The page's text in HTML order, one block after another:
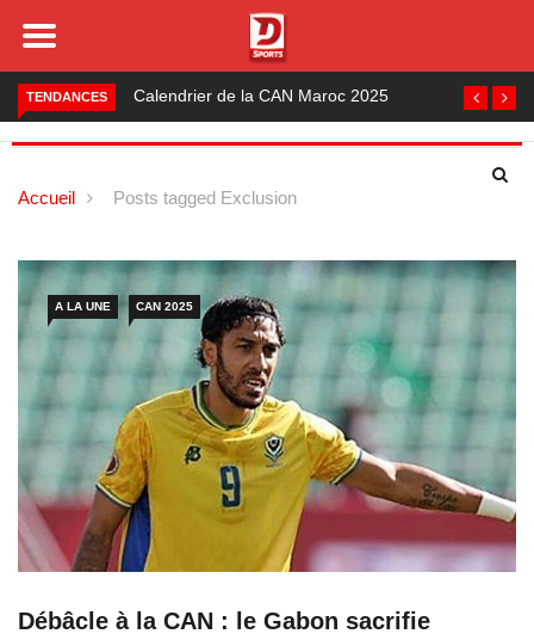
TENDANCES
Calendrier de la CAN Maroc 2025Foot local : les lauréats de la
saison 2024-2025
Accueil Posts tagged Exclusion
A LA UNE CAN 2025
Débâcle à la CAN : le Gabon sacrifie